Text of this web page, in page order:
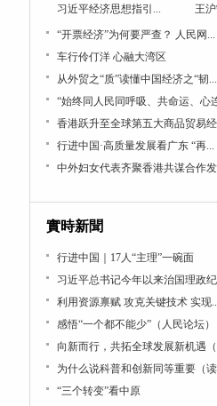
习近平经济思想指引... 王
“开票经济”为何要严查？ 人民网...
车行伶仃洋 心融大湾区
从外贸之“质”读懂中国经济之“韧...
“始终同人民同呼吸、共命运、心
香港跃升至全球第五大商品贸易
行进中国·高质量发展看广东 “再...
中外妇女代表齐聚香港共谋合作
實時新聞
行进中国｜17人“主理”一碗面
习近平总书记今年以来治国理政
利用资源禀赋 攻克关键技术 实现
感悟“一个都不能少”（人民论坛）
向新而行，共拓全球发展新机遇（
为什么说科普和创新同等重要（
“三个转变”看中原